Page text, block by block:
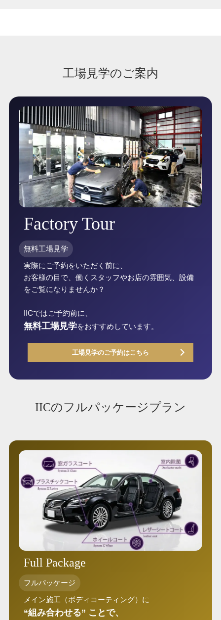
工場見学のご案内
Factory Tour
無料工場見学
実際にご予約をいただく前に、
お客様の目で、働くスタッフやお店の雰囲気、設備
をご覧になりませんか？
IICではご予約前に、
無料工場見学をおすすめしています。
工場見学のご予約はこちら
IICのフルパッケージプラン
Full Package
フルパッケージ
メイン施工（ボディコーティング）に
“組み合わせる” ことで、